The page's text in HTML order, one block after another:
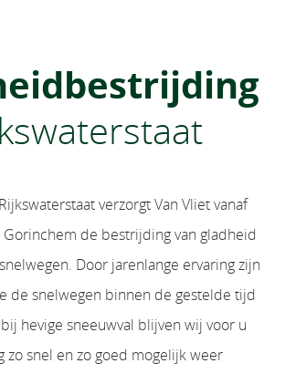
verzorgt Van Vliet vanaf
de bestrijding van gladheid
Door jarenlange ervaring zijn
de snelwegen binnen de gestelde tijd
hevige sneeuwval blijven wij voor u
zo snel en zo goed mogelijk weer